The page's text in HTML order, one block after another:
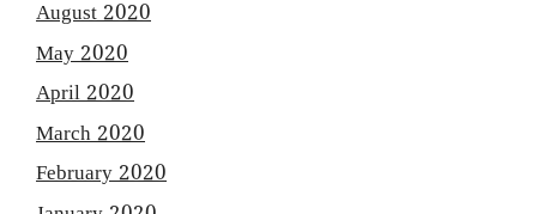
August 2020
May 2020
April 2020
March 2020
February 2020